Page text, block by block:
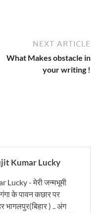
NEXT ARTICLE
What Makes obstacle in
your writing !
Kumar Lucky
Lucky - मेरी जन्मभूमी
के पावन कछार पर
भागलपुर(बिहार ) .. अंग